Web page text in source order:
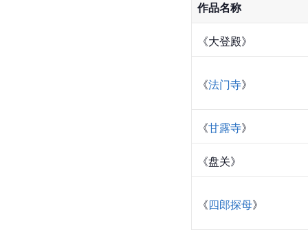
作品名称
《大登殿》
《法门寺》
《甘露寺》
《盘关》
《四郎探母》